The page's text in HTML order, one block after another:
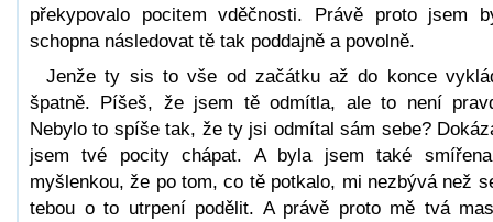
překypovalo pocitem vděčnosti. Právě proto jsem
schopna následovat tě tak poddajně a povolně.
Jenže ty sis to vše od začátku až do konce
špatně. Píšeš, že jsem tě odmítla, ale to není
Nebylo to spíše tak, že ty jsi odmítal sám sebe?
jsem tvé pocity chápat. A byla jsem také
myšlenkou, že po tom, co tě potkalo, mi nezbývá než
tebou o to utrpení podělit. A právě proto mě tvá